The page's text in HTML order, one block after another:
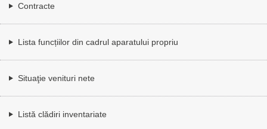
Contracte
Lista funcțiilor din cadrul aparatului propriu
Situaţie venituri nete
Listă clădiri inventariate